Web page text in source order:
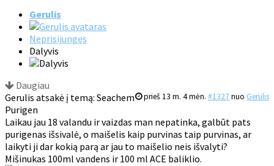
Gerulis
Neprisijungęs
Dalyvis
Daugiau
prieš 13 m. 4 mėn. #1327 nuo Gerulis
Gerulis atsakė į temą: Seachem
Purigen
Laikau jau 18 valandu ir vaizdas man nepatinka, galbūt pats
purigenas išsivalė, o maišelis kaip purvinas taip purvinas, ar
laikyti ji dar kokią parą ar jau to maišelio neis išvalyti?
Mišinukas 100ml vandens ir 100 ml ACE baliklio.